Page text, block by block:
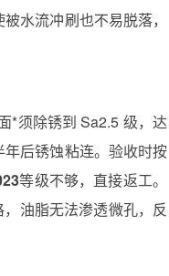
水流冲刷也不易脱落，
*须除锈到 Sa2.5 级，达
后锈蚀粘连。验收时按
等级不够，直接返工。
油脂无法渗透微孔，反